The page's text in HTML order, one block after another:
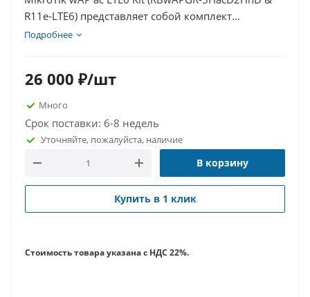
R11e-LTE6) представляет собой комплект
оборудования, предназначенный для
связь стандарта LTE. Этот комплект включает два
основных компонента:
Подробнее
26 000 ₽/шт
Много
Срок поставки: 6-8 недель
Уточняйте, пожалуйста, наличие
В корзину
Купить в 1 клик
Стоимость товара указана с НДС 22%.